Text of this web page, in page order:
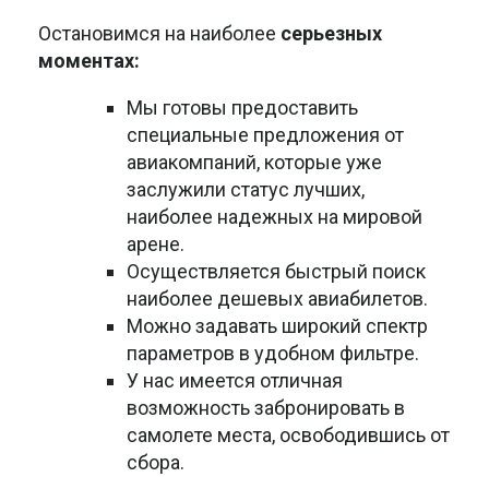
Остановимся на наиболее серьезных
моментах:
Мы готовы предоставить
специальные предложения от
авиакомпаний, которые уже
заслужили статус лучших,
наиболее надежных на мировой
арене.
Осуществляется быстрый поиск
наиболее дешевых авиабилетов.
Можно задавать широкий спектр
параметров в удобном фильтре.
У нас имеется отличная
возможность забронировать в
самолете места, освободившись от
сбора.